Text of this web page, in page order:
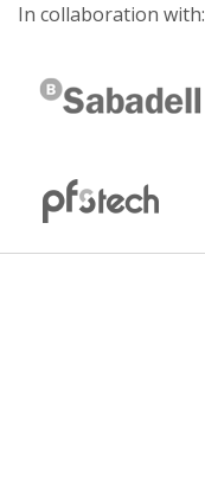
In collaboration with: